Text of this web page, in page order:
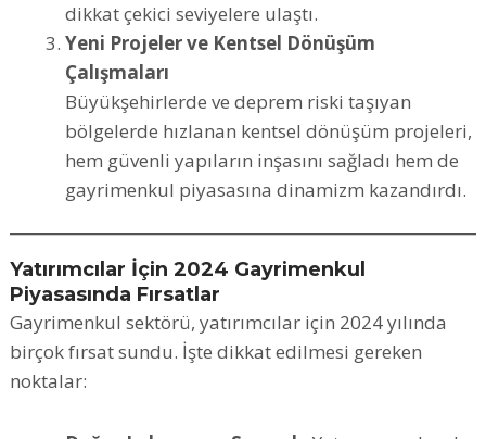
dikkat çekici seviyelere ulaştı.
Yeni Projeler ve Kentsel Dönüşüm
Çalışmaları
Büyükşehirlerde ve deprem riski taşıyan
bölgelerde hızlanan kentsel dönüşüm projeleri,
hem güvenli yapıların inşasını sağladı hem de
gayrimenkul piyasasına dinamizm kazandırdı.
Yatırımcılar İçin 2024 Gayrimenkul
Piyasasında Fırsatlar
Gayrimenkul sektörü, yatırımcılar için 2024 yılında
birçok fırsat sundu. İşte dikkat edilmesi gereken
noktalar: